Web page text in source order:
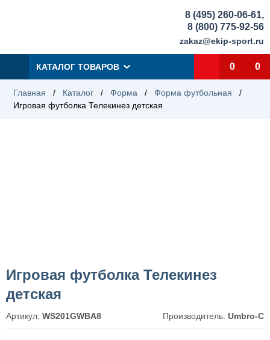
8 (495) 260-06-61,
8 (800) 775-92-56
zakaz@ekip-sport.ru
КАТАЛОГ ТОВАРОВ 0 0
Главная / Каталог / Форма / Форма футбольная
/
Игровая футболка Телекинез детская
Игровая футболка Телекинез
детская
Артикул: WS201GWBA8 Производитель: Umbro-C